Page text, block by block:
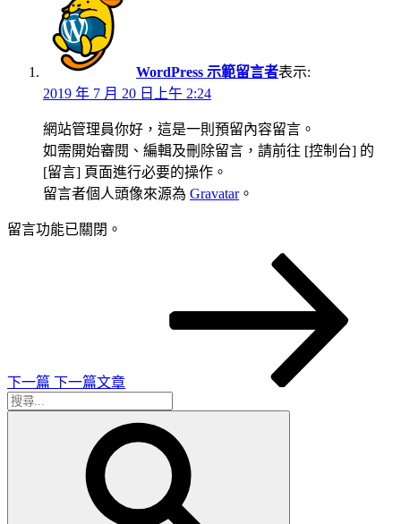
WordPress 示範留言者表示:
2019 年 7 月 20 日上午 2:24
網站管理員你好，這是一則預留內容留言。
如需開始審閱、編輯及刪除留言，請前往 [控制台] 的
[留言] 頁面進行必要的操作。
留言者個人頭像來源為 Gravatar。
留言功能已關閉。
下一篇 下一篇文章
搜